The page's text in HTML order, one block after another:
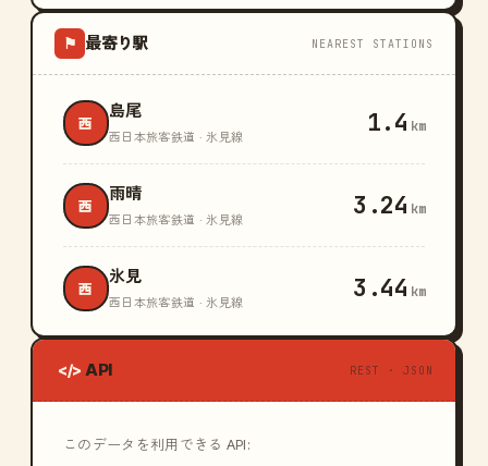
⚑ 最寄り駅 NEAREST STATIONS
西
島尾
西日本旅客鉄道 · 氷見線 1.4 km
西
雨晴
西日本旅客鉄道 · 氷見線 3.24 km
西
氷見
西日本旅客鉄道 · 氷見線 3.44 km
</> API REST · JSON
このデータを利用できる API: